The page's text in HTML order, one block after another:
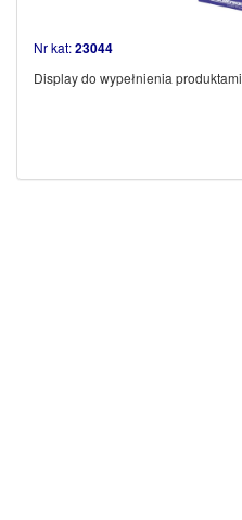
Nr kat:23044
Display do wypełnienia produktami